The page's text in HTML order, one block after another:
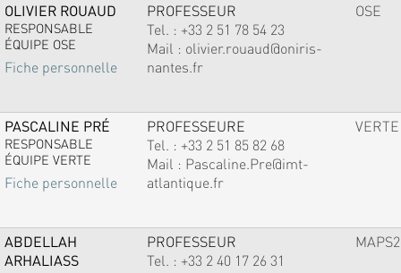
OLIVIER ROUAUD
RESPONSABLE
ÉQUIPE OSE
Fiche personnelle
PROFESSEUR
Tel. : +33 2 51 78 54 23
Mail : olivier.rouaud@oniris-
nantes.fr
OSE
PASCALINE PRÉ
RESPONSABLE
ÉQUIPE VERTE
Fiche personnelle
PROFESSEURE
Tel. : +33 2 51 85 82 68
Mail : Pascaline.Pre@imt-
atlantique.fr
VERTE
ABDELLAH
ARHALIASS
PROFESSEUR
Tel. : +33 2 40 17 26 31
MAPS2